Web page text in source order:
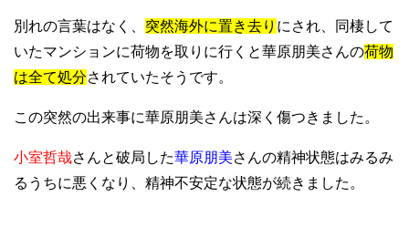
別れの言葉はなく、 突然海外に置き去り にされ、同棲して
いたマンションに荷物を取りに行くと華原朋美さんの荷物
は全て処分されていたそうです。
この突然の出来事に華原朋美さんは深く傷つきました。
小室哲哉さんと破局した華原朋美さんの精神状態はみるみ
るうちに悪くなり、精神不安定な状態が続きました。